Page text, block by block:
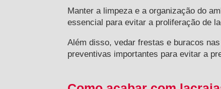
Manter a limpeza e a organização do
essencial para evitar a proliferação de
Além disso, vedar frestas e buracos
preventivas importantes para evitar a